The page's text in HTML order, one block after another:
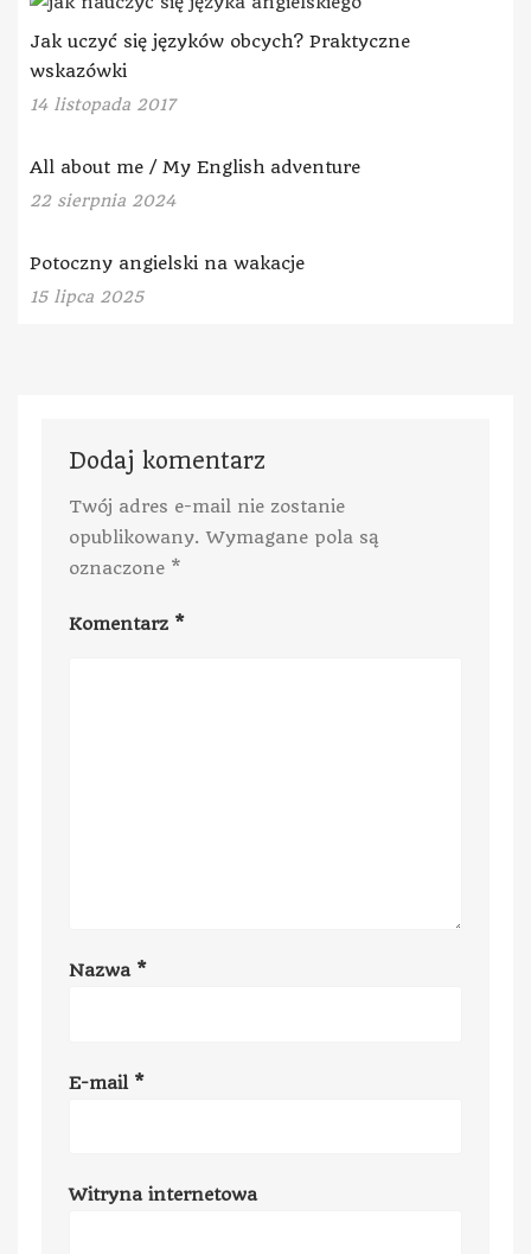
Jak uczyć się języków obcych? Praktyczne
wskazówki
14 listopada 2017
All about me / My English adventure
22 sierpnia 2024
Potoczny angielski na wakacje
15 lipca 2025
Dodaj komentarz
Twój adres e-mail nie zostanie
opublikowany. Wymagane pola są
oznaczone *
Komentarz *
Nazwa *
E-mail *
Witryna internetowa